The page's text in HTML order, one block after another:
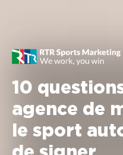
10
agence de
le sport